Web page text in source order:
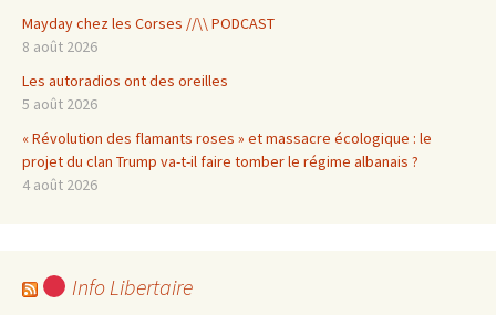
Mayday chez les Corses //\\ PODCAST
8 août 2026
Les autoradios ont des oreilles
5 août 2026
« Révolution des flamants roses » et massacre écologique : le
projet du clan Trump va-t-il faire tomber le régime albanais ?
4 août 2026
Info Libertaire